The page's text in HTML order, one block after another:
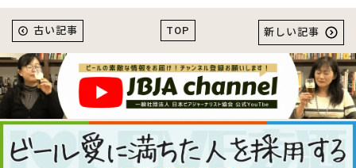
TOP
古い記事 新しい記事